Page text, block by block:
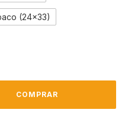
(24x33)